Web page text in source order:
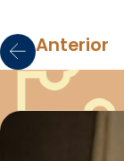
Anterior